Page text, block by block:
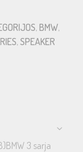
, BMW,
, SPEAKER
3 sarja